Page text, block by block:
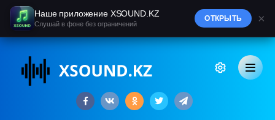
Наше приложение XSOUND.KZ
Слушай в фоне без ограничений
ОТКРЫТЬ ×